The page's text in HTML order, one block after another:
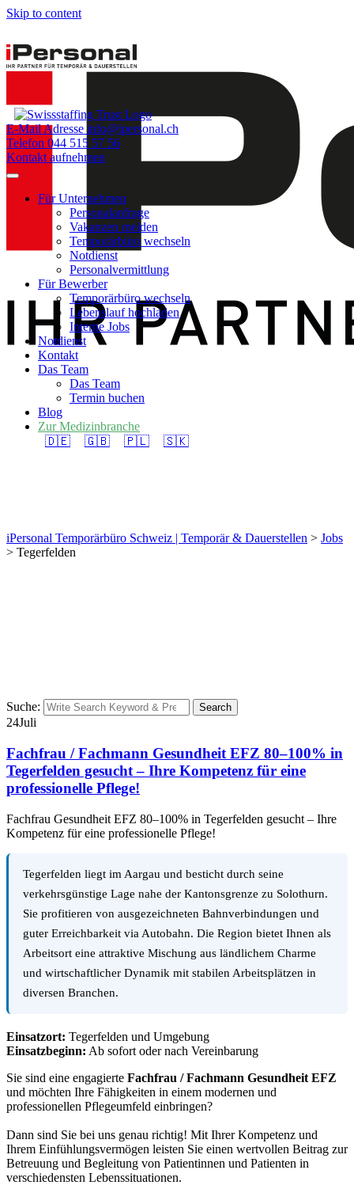
Skip to content
E-Mail Adresse info@ipersonal.ch
Telefon 044 515 57 56
Kontakt aufnehmen
Für Unternehmen
Personalanfrage
Vakanzen melden
Temporärbüro wechseln
Notdienst
Personalvermittlung
Für Bewerber
Temporärbüro wechseln
Lebenslauf hochladen
Interne Jobs
Notdienst
Kontakt
Das Team
Das Team
Termin buchen
Blog
Zur Medizinbranche
🇩🇪
🇬🇧 🇵🇱 🇸🇰
iPersonal Temporärbüro Schweiz | Temporär & Dauerstellen > Jobs
> Tegerfelden
Suche: Search
24Juli
Fachfrau / Fachmann Gesundheit EFZ 80–100% in
Tegerfelden gesucht – Ihre Kompetenz für eine
professionelle Pflege!
Fachfrau Gesundheit EFZ 80–100% in Tegerfelden gesucht – Ihre
Kompetenz für eine professionelle Pflege!
Tegerfelden liegt im Aargau und besticht durch seine
verkehrsgünstige Lage nahe der Kantonsgrenze zu Solothurn.
Sie profitieren von ausgezeichneten Bahnverbindungen und
guter Erreichbarkeit via Autobahn. Die Region bietet Ihnen als
Arbeitsort eine attraktive Mischung aus ländlichem Charme
und wirtschaftlicher Dynamik mit stabilen Arbeitsplätzen in
diversen Branchen.
Einsatzort: Tegerfelden und Umgebung
Einsatzbeginn: Ab sofort oder nach Vereinbarung
Sie sind eine engagierte Fachfrau / Fachmann Gesundheit EFZ
und möchten Ihre Fähigkeiten in einem modernen und
professionellen Pflegeumfeld einbringen?
Dann sind Sie bei uns genau richtig! Mit Ihrer Kompetenz und
Ihrem Einfühlungsvermögen leisten Sie einen wertvollen Beitrag zur
Betreuung und Begleitung von Patientinnen und Patienten in
verschiedensten Lebenssituationen.